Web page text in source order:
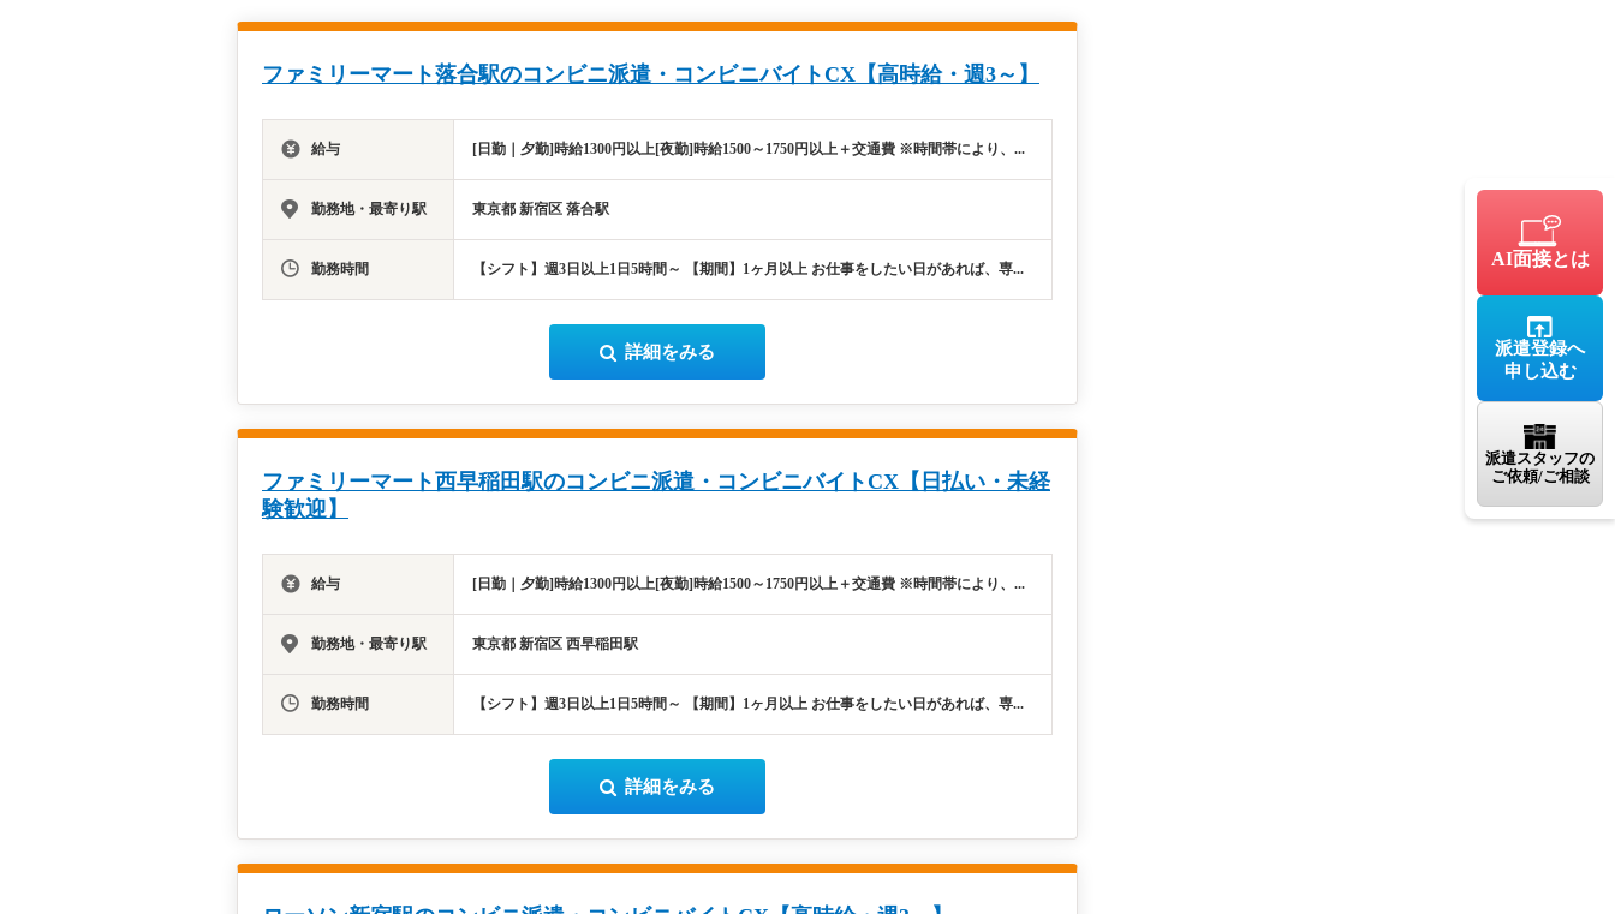
AI面接とは
派遣登録へ
申し込む
派遣スタッフの
ご依頼/ご相談
ファミリーマート落合駅のコンビニ派遣・コンビニバイトCX【高時給・週3～】
給与 [日勤｜夕勤]時給1300円以上[夜勤]時給1500～1750円以上＋交通費 ※時間帯により、...
勤務地・最寄り駅 東京都 新宿区 落合駅
勤務時間 【シフト】週3日以上1日5時間～ 【期間】1ヶ月以上 お仕事をしたい日があれば、専...
詳細をみる
ファミリーマート西早稲田駅のコンビニ派遣・コンビニバイトCX【日払い・未経
験歓迎】
給与 [日勤｜夕勤]時給1300円以上[夜勤]時給1500～1750円以上＋交通費 ※時間帯により、...
勤務地・最寄り駅 東京都 新宿区 西早稲田駅
勤務時間 【シフト】週3日以上1日5時間～ 【期間】1ヶ月以上 お仕事をしたい日があれば、専...
詳細をみる